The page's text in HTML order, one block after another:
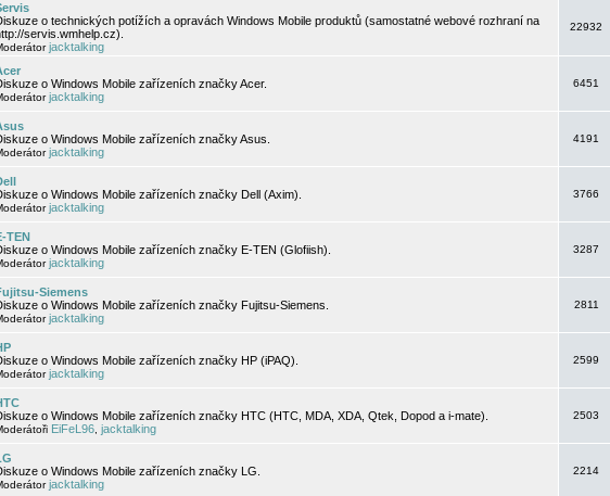
o technických potížích a opravách Windows Mobile produktů (samostatné webové rozhraní na
servis.wmhelp.cz).
jacktalking
22932
o Windows Mobile zařízeních značky Acer.
jacktalking
6451
o Windows Mobile zařízeních značky Asus.
jacktalking
4191
o Windows Mobile zařízeních značky Dell (Axim).
jacktalking
3766
TEN
o Windows Mobile zařízeních značky E-TEN (Glofiish).
jacktalking
3287
Siemens
o Windows Mobile zařízeních značky Fujitsu-Siemens.
jacktalking
2811
o Windows Mobile zařízeních značky HP (iPAQ).
jacktalking
2599
o Windows Mobile zařízeních značky HTC (HTC, MDA, XDA, Qtek, Dopod a i-mate).
EiFeL96 jacktalking
2503
o Windows Mobile zařízeních značky LG.
jacktalking
2214